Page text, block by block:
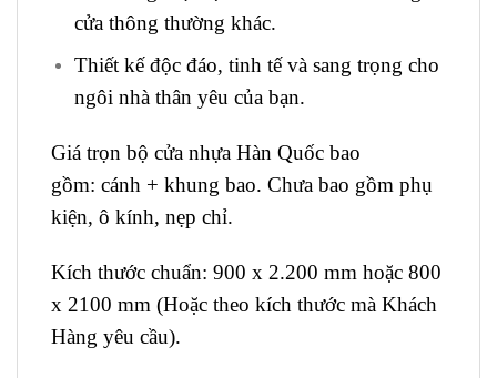
cửa thông thường khác.
Thiết kế độc đáo, tinh tế và sang trọng cho
ngôi nhà thân yêu của bạn.
Giá trọn bộ cửa nhựa Hàn Quốc bao
gồm: cánh + khung bao. Chưa bao gồm phụ
kiện, ô kính, nẹp chỉ.
Kích thước chuẩn: 900 x 2.200 mm hoặc 800
x 2100 mm (Hoặc theo kích thước mà Khách
Hàng yêu cầu).